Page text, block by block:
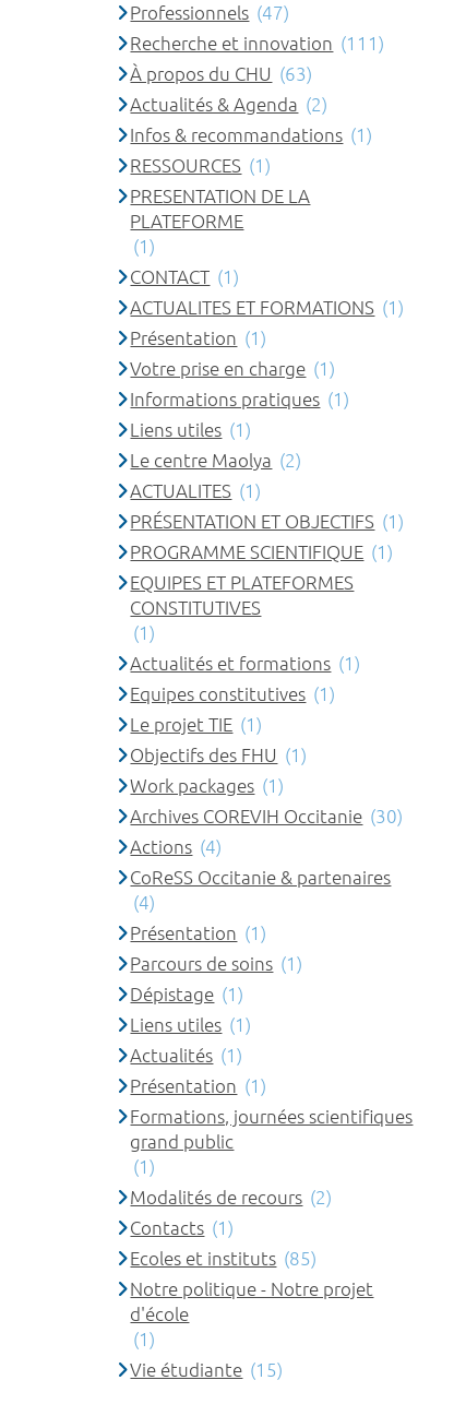
Professionnels (47)
Recherche et innovation (111)
À propos du CHU (63)
Actualités & Agenda (2)
Infos & recommandations (1)
RESSOURCES (1)
PRESENTATION DE LA
PLATEFORME
(1)
CONTACT (1)
ACTUALITES ET FORMATIONS (1)
Présentation (1)
Votre prise en charge (1)
Informations pratiques (1)
Liens utiles (1)
Le centre Maolya (2)
ACTUALITES (1)
PRÉSENTATION ET OBJECTIFS (1)
PROGRAMME SCIENTIFIQUE (1)
EQUIPES ET PLATEFORMES
CONSTITUTIVES
(1)
Actualités et formations (1)
Equipes constitutives (1)
Le projet TIE (1)
Objectifs des FHU (1)
Work packages (1)
Archives COREVIH Occitanie (30)
Actions (4)
CoReSS Occitanie & partenaires
(4)
Présentation (1)
Parcours de soins (1)
Dépistage (1)
Liens utiles (1)
Actualités (1)
Présentation (1)
Formations, journées scientifiques
grand public
(1)
Modalités de recours (2)
Contacts (1)
Ecoles et instituts (85)
Notre politique - Notre projet
d'école
(1)
Vie étudiante (15)